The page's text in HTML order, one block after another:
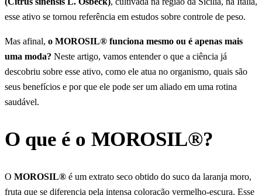
esse ativo se tornou referência em estudos sobre controle de peso.
Mas afinal, o MOROSIL® funciona mesmo ou é apenas mais
uma moda? Neste artigo, vamos entender o que a ciência já
descobriu sobre esse ativo, como ele atua no organismo, quais são
seus benefícios e por que ele pode ser um aliado em uma rotina
saudável.
O que é o MOROSIL®?
O MOROSIL® é um extrato seco obtido do suco da laranja moro,
fruta que se diferencia pela intensa coloração vermelho-escura. Esse